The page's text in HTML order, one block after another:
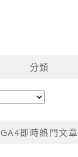
分類
GA4即時熱門文章